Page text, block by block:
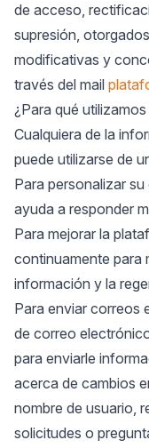
de acceso,
supresión,
modificativas y
través del mail
¿Para qué
Cualquiera de la
puede utilizarse de
Para personalizar
ayuda a responder
Para mejorar la
continuamente para
información y la
Para enviar correos
de correo
para enviarle
acerca de cambios
nombre de usuario,
solicitudes o